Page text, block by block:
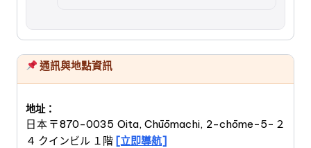
通訊與地點資訊
地址：
日本〒870-0035 Oita, Chūōmachi, 2-chōme−5−２
４ クインビル １階 [立即導航]